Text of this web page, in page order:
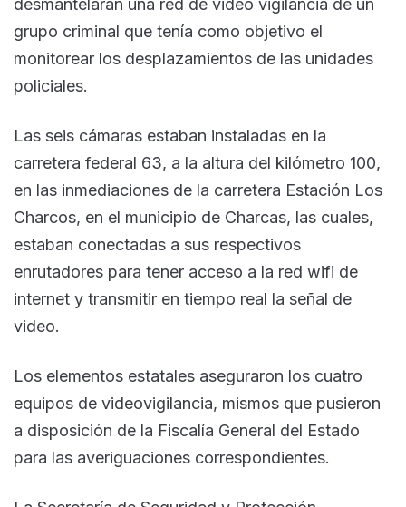
desmantelaran una red de video vigilancia de un
grupo criminal que tenía como objetivo el
monitorear los desplazamientos de las unidades
policiales.
Las seis cámaras estaban instaladas en la
carretera federal 63, a la altura del kilómetro 100,
en las inmediaciones de la carretera Estación Los
Charcos, en el municipio de Charcas, las cuales,
estaban conectadas a sus respectivos
enrutadores para tener acceso a la red wifi de
internet y transmitir en tiempo real la señal de
video.
Los elementos estatales aseguraron los cuatro
equipos de videovigilancia, mismos que pusieron
a disposición de la Fiscalía General del Estado
para las averiguaciones correspondientes.